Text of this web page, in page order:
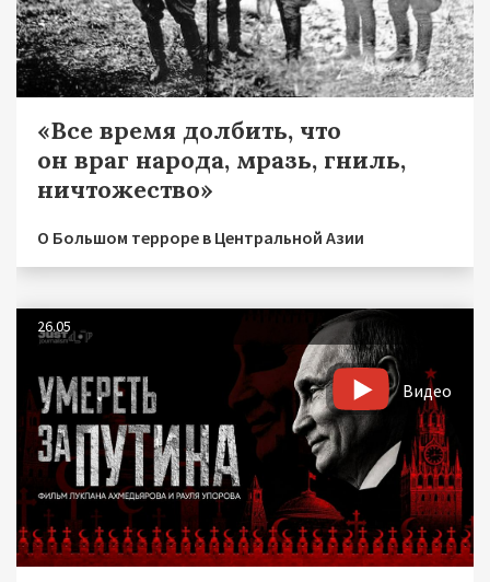
«Все время долбить, что
он враг народа, мразь, гниль,
ничтожество»
О Большом терроре в Центральной Азии
26.05
Видео